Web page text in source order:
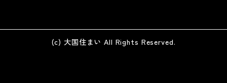
(c) 大国住まい All Rights Reserved.